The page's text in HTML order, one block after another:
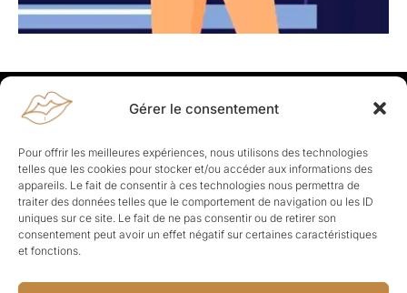
Gérer le consentement
Pour offrir les meilleures expériences, nous utilisons des technologies
telles que les cookies pour stocker et/ou accéder aux informations des
appareils. Le fait de consentir à ces technologies nous permettra de
traiter des données telles que le comportement de navigation ou les ID
uniques sur ce site. Le fait de ne pas consentir ou de retirer son
consentement peut avoir un effet négatif sur certaines caractéristiques
et fonctions.
Rapporteuses
À propos de Rapporteuses :Rapporteuses, c’est l’histoire de
Parisiennes, bien dans leurs baskets qui aiment rapporter ce qui leur
cause, leur apporte et leur rapporte !
Les Topics
Société Politique Business Culture
Sport
Lifestyle